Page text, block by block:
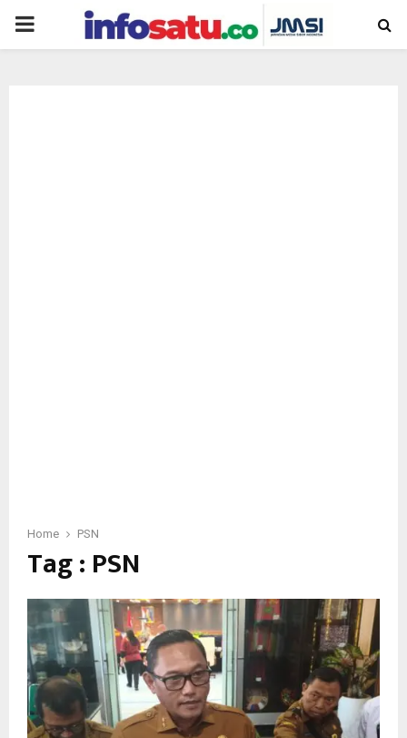
PRIMARY
Home PSN
Tag : PSN